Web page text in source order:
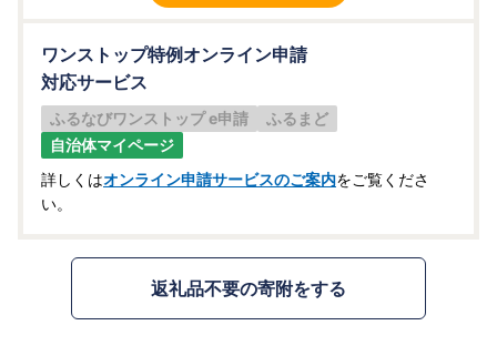
ワンストップ特例オンライン申請
対応サービス
ふるなびワンストップ e申請
ふるまど
自治体マイページ
詳しくはオンライン申請サービスのご案内をご覧くださ
い。
返礼品不要の寄附をする